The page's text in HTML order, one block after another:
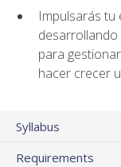
Impulsarás
desarrollando
para
hacer crecer
Syllabus
Requirements